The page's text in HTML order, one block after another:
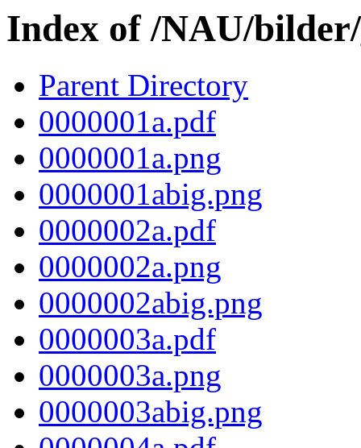
Index of /NAU/
Parent Directory
0000001a.pdf
0000001a.png
0000001abig.png
0000002a.pdf
0000002a.png
0000002abig.png
0000003a.pdf
0000003a.png
0000003abig.png